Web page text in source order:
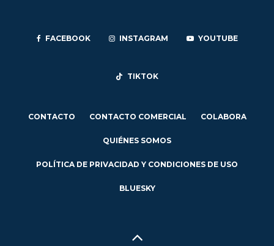
FACEBOOK INSTAGRAM YOUTUBE
TIKTOK
CONTACTO CONTACTO COMERCIAL COLABORA
QUIÉNES SOMOS
POLÍTICA DE PRIVACIDAD Y CONDICIONES DE USO
BLUESKY